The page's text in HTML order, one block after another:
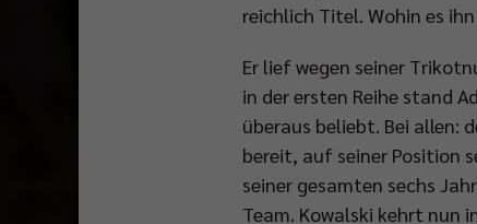
reichlich Titel. Wohin es
Er lief wegen seiner
in der ersten Reihe stand
überaus beliebt. Bei allen:
bereit, auf seiner Position
seiner gesamten sechs
Team. Kowalski kehrt nun